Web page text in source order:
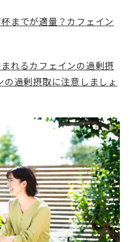
までが適量？カフェイン
れるカフェインの過剰摂
過剰摂取に注意しましょ